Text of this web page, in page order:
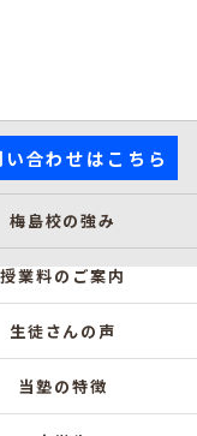
い合わせはこちら
梅島校の強み
授業料のご案内
生徒さんの声
当塾の特徴